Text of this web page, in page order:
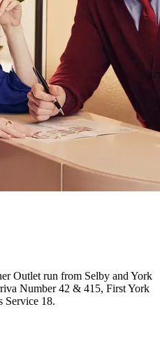
Outlet run from Selby and York
Number 42 & 415, First York
Service 18.